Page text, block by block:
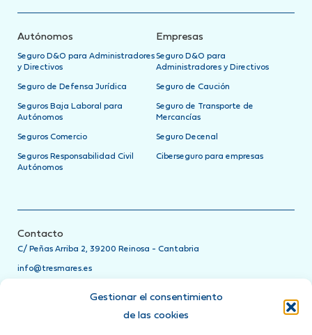
Gestionar el consentimiento
de las cookies
Autónomos
Seguro D&O para Administradores
y Directivos
Seguro de Defensa Jurídica
Seguros Baja Laboral para
Autónomos
Seguros Comercio
Seguros Responsabilidad Civil
Autónomos
Empresas
Seguro D&O para
Administradores y Directivos
Seguro de Caución
Seguro de Transporte de
Mercancías
Seguro Decenal
Ciberseguro para empresas
Contacto
C/ Peñas Arriba 2, 39200 Reinosa - Cantabria
info@tresmares.es
Teléfonos de asistencia